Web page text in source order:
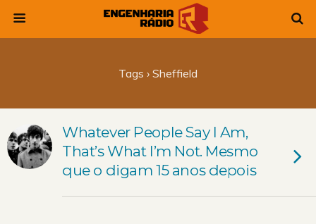
Tags › Sheffield
Whatever People Say I Am,
That’s What I’m Not. Mesmo
que o digam 15 anos depois